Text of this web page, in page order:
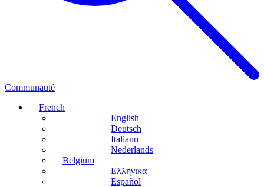
Communauté
French
English
Deutsch
Italiano
Nederlands
Belgium
Ελληνικα
Español